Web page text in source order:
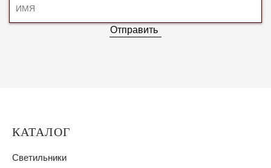
Отправить
КАТАЛОГ
Светильники